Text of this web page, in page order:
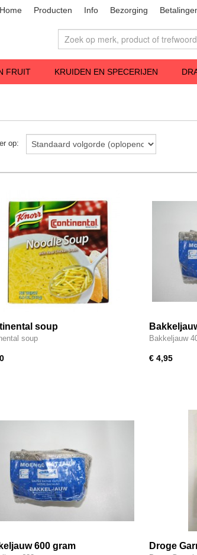
Home Producten Info Bezorging
FRUIT KRUIDEN EN SPECERIJEN
op:
soup
soup Bakkeljauw
€ 4,95
600 gram Droge